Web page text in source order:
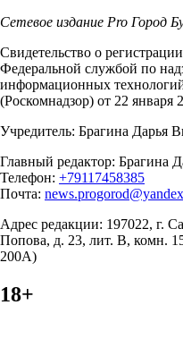
Сетевое издание Pro Город
Свидетельство о
Федеральной службой по
информационных
(Роскомнадзор) от 22 января
Учредитель: Брагина Дарья
Главный редактор: Брагина
Телефон: +79117458385
Почта:
Адрес редакции: 197022, г.
Попова, д. 23, лит. В, комн.
200А)
18+